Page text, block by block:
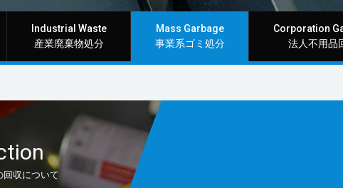
Industrial Waste
産業廃棄物処分
Mass Garbage
事業系ゴミ処分
Corporation
法人不用品
回収について